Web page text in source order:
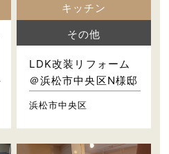
キッチン
その他
LDK改装リフォーム
＠浜松市中央区N様邸
浜松市中央区